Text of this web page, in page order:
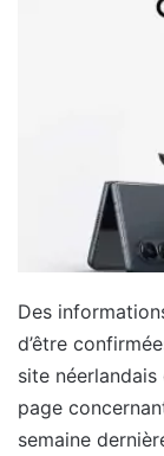
Des
d’être
site néerlandais
page
semaine